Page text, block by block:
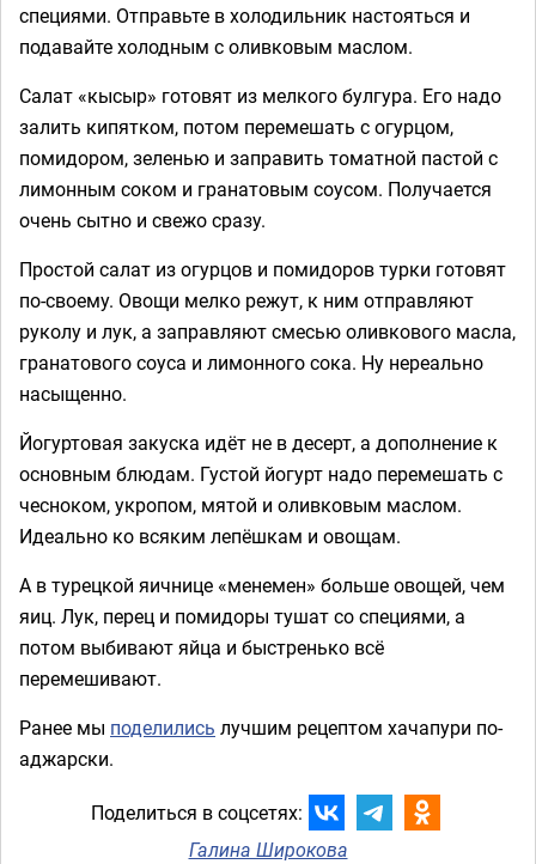
специями. Отправьте в холодильник настояться и
подавайте холодным с оливковым маслом.
Салат «кысыр» готовят из мелкого булгура. Его надо
залить кипятком, потом перемешать с огурцом,
помидором, зеленью и заправить томатной пастой с
лимонным соком и гранатовым соусом. Получается
очень сытно и свежо сразу.
Простой салат из огурцов и помидоров турки готовят
по-своему. Овощи мелко режут, к ним отправляют
руколу и лук, а заправляют смесью оливкового масла,
гранатового соуса и лимонного сока. Ну нереально
насыщенно.
Йогуртовая закуска идёт не в десерт, а дополнение к
основным блюдам. Густой йогурт надо перемешать с
чесноком, укропом, мятой и оливковым маслом.
Идеально ко всяким лепёшкам и овощам.
А в турецкой яичнице «менемен» больше овощей, чем
яиц. Лук, перец и помидоры тушат со специями, а
потом выбивают яйца и быстренько всё
перемешивают.
Ранее мы поделились лучшим рецептом хачапури по-
аджарски.
Поделиться в соцсетях:
Галина Широкова